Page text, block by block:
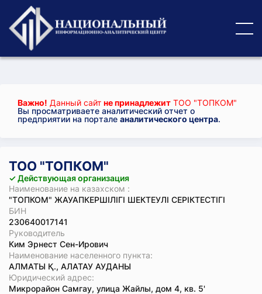
Важно! Данный сайт не принадлежит ТОО "ТОПКОМ"
Вы просматриваете аналитический отчет о
предприятии на портале аналитического центра.
ТОО "ТОПКОМ"
✓ Действующая организация
Наименование на казахском :
"ТОПКОМ" ЖАУАПКЕРШІЛІГІ ШЕКТЕУЛІ СЕРІКТЕСТІГІ
БИН
230640017141
Руководитель
Ким Эрнест Сен-Ирович
Наименование населенного пункта:
АЛМАТЫ Қ., АЛАТАУ АУДАНЫ
Юридический адрес:
Микрорайон Самгау, улица Жайлы, дом 4, кв. 5'